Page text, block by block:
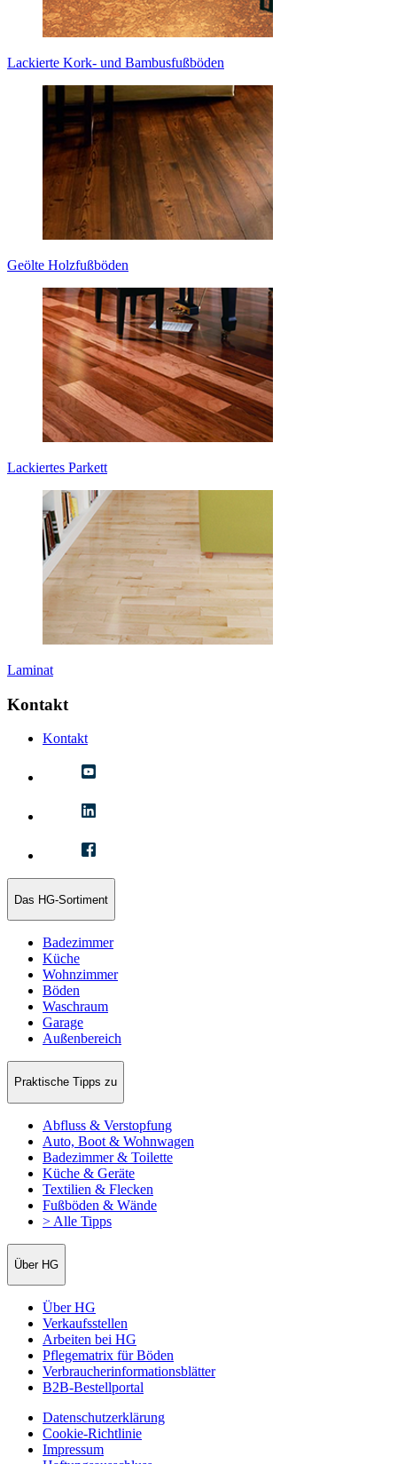
Lackierte Kork- und Bambusfußböden
Geölte Holzfußböden
Lackiertes Parkett
Laminat
Kontakt
Kontakt
Das HG-Sortiment
Badezimmer
Küche
Wohnzimmer
Böden
Waschraum
Garage
Außenbereich
Praktische Tipps zu
Abfluss & Verstopfung
Auto, Boot & Wohnwagen
Badezimmer & Toilette
Küche & Geräte
Textilien & Flecken
Fußböden & Wände
> Alle Tipps
Über HG
Über HG
Verkaufsstellen
Arbeiten bei HG
Pflegematrix für Böden
Verbraucherinformationsblätter
B2B-Bestellportal
Datenschutzerklärung
Cookie-Richtlinie
Impressum